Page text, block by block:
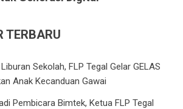
TERBARU
Sekolah, FLP Tegal Gelar GELAS
Anak Kecanduan Gawai
Pembicara Bimtek, Ketua FLP Tegal